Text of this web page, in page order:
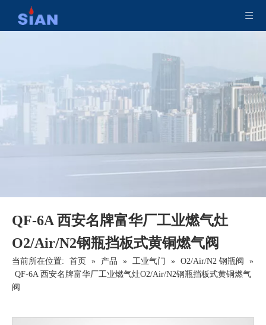
QF-6A 西安名牌富华厂工业燃气灶
O2/Air/N2钢瓶挡板式黄铜燃气阀
当前所在位置: 首页 » 产品 » 工业气门 » O2/Air/N2 钢瓶阀
»
QF-6A 西安名牌富华厂工业燃气灶O2/Air/N2钢瓶挡板式黄铜燃气
阀
黄铜氮氩氦气钢瓶阀 二氧化碳安全灭火阀